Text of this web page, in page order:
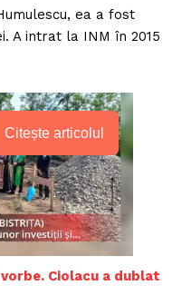
ea a fost
A intrat la INM în 2015
Citește articolul
Ciolacu a dublat